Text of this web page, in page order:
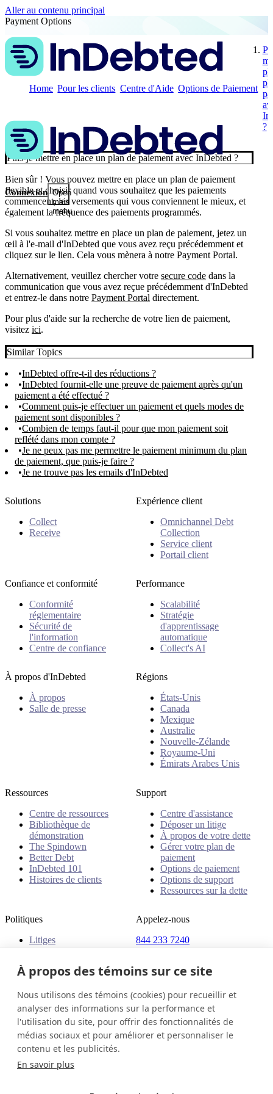
Aller au contenu principal
Connexion Open
main
menu
Payment Options
Home Pour les clients Centre d'Aide Options de Paiement
?
Puis-je mettre en place un plan de paiement avec InDebted ?
Bien sûr ! Vous pouvez mettre en place un plan de paiement
flexible et choisir quand vous souhaitez que les paiements
commencent, les versements qui vous conviennent le mieux, et
également la fréquence des paiements programmés.
Si vous souhaitez mettre en place un plan de paiement, jetez un
œil à l'e-mail d'InDebted que vous avez reçu précédemment et
cliquez sur le lien. Cela vous mènera à notre Payment Portal.
Alternativement, veuillez chercher votre secure code dans la
communication que vous avez reçue précédemment d'InDebted
et entrez-le dans notre Payment Portal directement.
Pour plus d'aide sur la recherche de votre lien de paiement,
visitez ici.
Similar Topics
InDebted offre-t-il des réductions ?
InDebted fournit-elle une preuve de paiement après qu'un
paiement a été effectué ?
Comment puis-je effectuer un paiement et quels modes de
paiement sont disponibles ?
Combien de temps faut-il pour que mon paiement soit
reflété dans mon compte ?
Je ne peux pas me permettre le paiement minimum du plan
de paiement, que puis-je faire ?
Je ne trouve pas les emails d'InDebted
Solutions
Collect
Receive
Expérience client
Omnichannel Debt
Collection
Service client
Portail client
Confiance et conformité
Conformité
réglementaire
Sécurité de
l'information
Centre de confiance
Performance
Scalabilité
Stratégie
d'apprentissage
automatique
Collect's AI
À propos d'InDebted
À propos
Salle de presse
Régions
États-Unis
Canada
Mexique
Australie
Nouvelle-Zélande
Royaume-Uni
Émirats Arabes Unis
Ressources
Centre de ressources
Bibliothèque de
démonstration
The Spindown
Better Debt
InDebted 101
Histoires de clients
Support
Centre d'assistance
Déposer un litige
À propos de votre dette
Gérer votre plan de
paiement
Options de paiement
Options de support
Ressources sur la dette
Politiques
Litiges
Appelez-nous
844 233 7240
1400
Toronto, ON, M5C 1C4
Canada
Canada (Français)
Contactez-nous
© 2026 InDebted Holdings Pty Ltd
À propos des témoins sur ce site
Nous utilisons des témoins (cookies) pour recueillir et
analyser des informations sur la performance et
l'utilisation du site, pour offrir des fonctionnalités de
médias sociaux et pour améliorer et personnaliser le
contenu et les publicités.
En savoir plus